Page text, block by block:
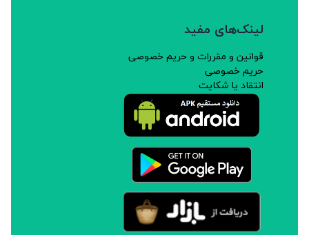
لینک‌های مفید
قوانین و مقررات و حریم خصوصی
حریم خصوصی
انتقاد یا شکایت